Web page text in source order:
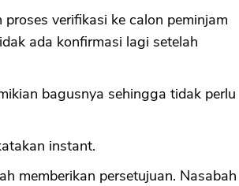
verifikasi ke calon peminjam
ada konfirmasi lagi setelah
bagusnya sehingga tidak perlu
instant.
memberikan persetujuan. Nasabah